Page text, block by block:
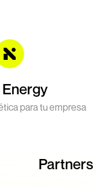
Energy
para tu empresa
Partners